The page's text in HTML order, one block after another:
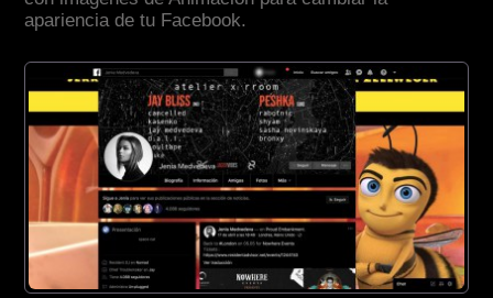
apariencia de tu Facebook.